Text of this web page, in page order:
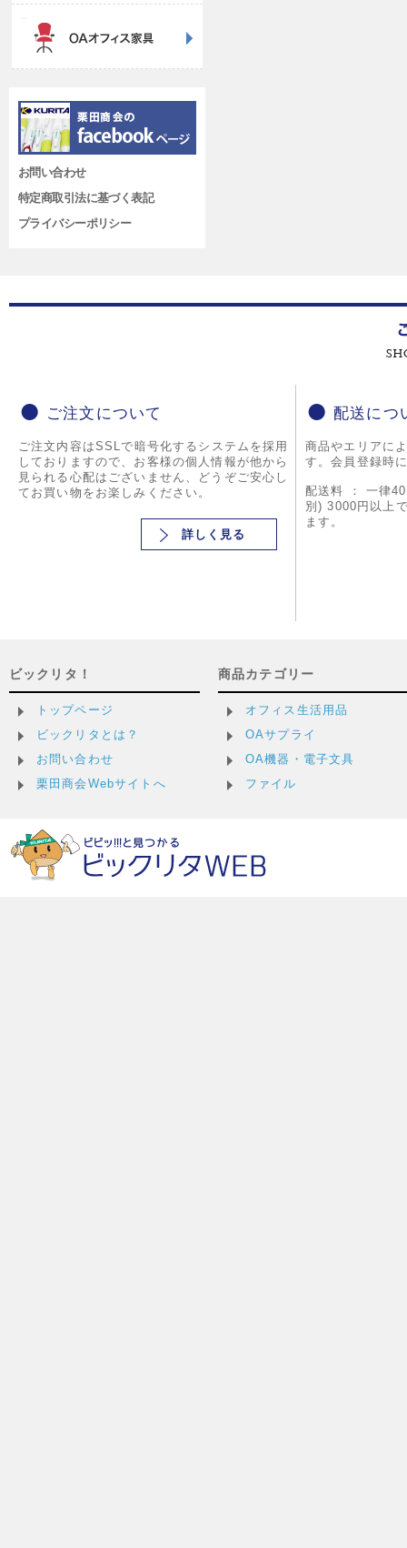
お問い合わせ
特定商取引法に基づく表記
プライバシーポリシー
ご注文について
ご注文内容はSSLで暗号化するシステムを採用
しておりますので、お客様の個人情報が他から
見られる心配はございません、どうぞご安心し
てお買い物をお楽しみください。
詳しく見る
配送につ
商品やエリアに
す。会員登録時
配送料 ： 一律
別) 3000円以上
ます。
ビックリタ！
トップページ
ビックリタとは？
お問い合わせ
栗田商会Webサイトへ
商品カテゴリー
オフィス生活用品
OAサプライ
OA機器・電子文具
ファイル